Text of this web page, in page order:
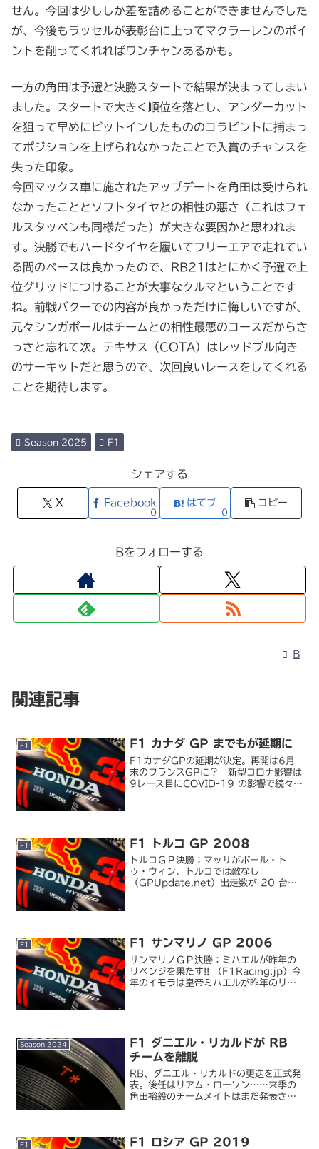
せん。今回は少ししか差を詰めることができませんでした
が、今後もラッセルが表彰台に上ってマクラーレンのポイ
ントを削ってくれればワンチャンあるかも。
一方の角田は予選と決勝スタートで結果が決まってしまい
ました。スタートで大きく順位を落とし、アンダーカット
を狙って早めにピットインしたもののコラピントに捕まっ
てポジションを上げられなかったことで入賞のチャンスを
失った印象。
今回マックス車に施されたアップデートを角田は受けられ
なかったこととソフトタイヤとの相性の悪さ（これはフェ
ルスタッペンも同様だった）が大きな要因かと思われま
す。決勝でもハードタイヤを履いてフリーエアで走れてい
る間のペースは良かったので、RB21はとにかく予選で上
位グリッドにつけることが大事なクルマということです
ね。前戦バクーでの内容が良かっただけに悔しいですが、
元々シンガポールはチームとの相性最悪のコースだからさ
っさと忘れて次。テキサス（COTA）はレッドブル向き
のサーキットだと思うので、次回良いレースをしてくれる
ことを期待します。
Season 2025 F1
シェアする
X Facebook
0
はてブ
0
コピー
Bをフォローする
B
関連記事
F1 F1 カナダ GP までもが延期に
F1カナダGPの延期が決定。再開は6月
末のフランスGPに？ 新型コロナ影響は
9レース目にCOVID-19 の影響で続々と
F1 F1 トルコ GP 2008
トルコＧＰ決勝：マッサがポール・ト
ゥ・ウィン、トルコでは敵なし
（GPUpdate.net）出走数が 20 台に
F1 F1 サンマリノ GP 2006
サンマリノＧＰ決勝：ミハエルが昨年の
リベンジを果たす!! （F1Racing.jp）今
年のイモラは皇帝ミハエルが昨年のリベ
Season 2024
F1 ダニエル・リカルドが RB
チームを離脱
RB、ダニエル・リカルドの更迭を正式発
表。後任はリアム・ローソン……来季の
角田裕毅のチームメイトはまだ発表され
空気」で、...
F1 F1 ロシア GP 2019